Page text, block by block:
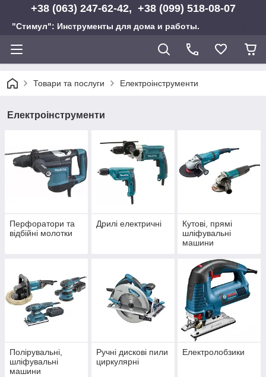
+38 (063) 247-62-42, +38 (099) 518-08-07
"Стимул": Инструменты для дома и работы.
Товари та послуги Електроінструменти
Електроінструменти
Перфоратори та
відбійні молотки
Дрилі електричні
Кутові, прямі
шліфувальні
машини
Полірувальні,
шліфувальні
машини
Ручні дискові пили
циркулярні
Електролобзики